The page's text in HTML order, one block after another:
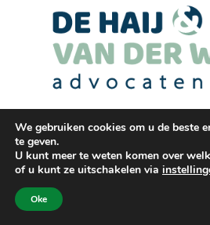
We gebruiken cookies om u de beste
te geven.
U kunt meer te weten komen over
of u kunt ze uitschakelen via
Oke